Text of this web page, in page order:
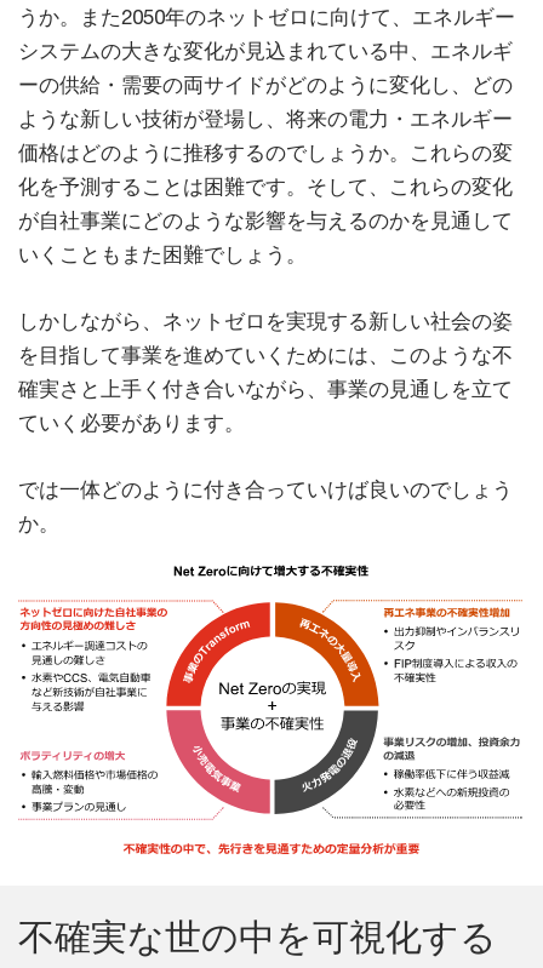
うか。また2050年のネットゼロに向けて、エネルギー
システムの大きな変化が見込まれている中、エネルギ
ーの供給・需要の両サイドがどのように変化し、どの
ような新しい技術が登場し、将来の電力・エネルギー
価格はどのように推移するのでしょうか。これらの変
化を予測することは困難です。そして、これらの変化
が自社事業にどのような影響を与えるのかを見通して
いくこともまた困難でしょう。
しかしながら、ネットゼロを実現する新しい社会の姿
を目指して事業を進めていくためには、このような不
確実さと上手く付き合いながら、事業の見通しを立て
ていく必要があります。
では一体どのように付き合っていけば良いのでしょう
か。
不確実な世の中を可視化する